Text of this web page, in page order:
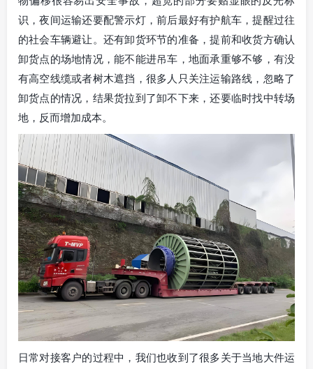
识，夜间运输还要配警示灯，前后最好有护航车，提醒过往
的社会车辆避让。还有卸货环节的准备，提前和收货方确认
卸货点的场地情况，能不能进吊车，地面承重够不够，有没
有高空线缆或者树木遮挡，很多人只关注运输路线，忽略了
卸货点的情况，结果货拉到了卸不下来，还要临时找中转场
地，反而增加成本。
日常对接客户的过程中，我们也收到了很多关于当地大件运